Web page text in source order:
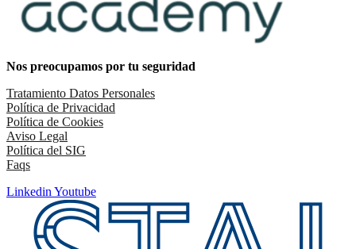
Nos preocupamos por tu seguridad
Tratamiento Datos Personales
Política de Privacidad
Política de Cookies
Aviso Legal
Política del SIG
Faqs
Linkedin Youtube